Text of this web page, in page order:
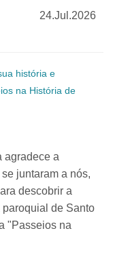
24.Jul.2026
história e
na História de
a
juntaram a nós,
descobrir a
de Santo
"Passeios na